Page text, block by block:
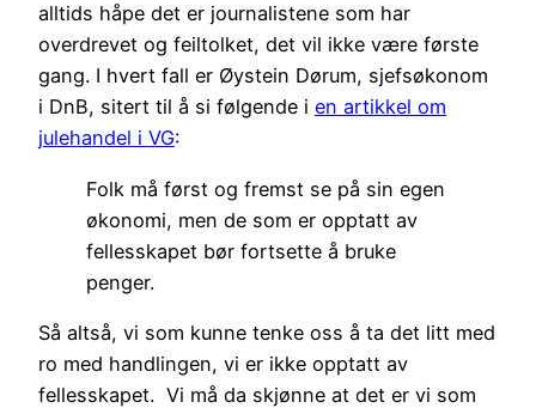
alltids håpe det er journalistene som har
overdrevet og feiltolket, det vil ikke være første
gang. I hvert fall er Øystein Dørum, sjefsøkonom
i DnB, sitert til å si følgende i en artikkel om
julehandel i VG:
Folk må først og fremst se på sin egen
økonomi, men de som er opptatt av
fellesskapet bør fortsette å bruke
penger.
Så altså, vi som kunne tenke oss å ta det litt med
ro med handlingen, vi er ikke opptatt av
fellesskapet. Vi må da skjønne at det er vi som